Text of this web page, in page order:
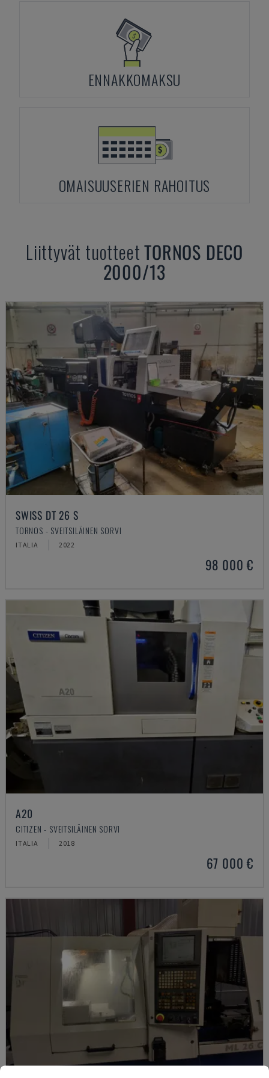
ENNAKKOMAKSU
OMAISUUSERIEN RAHOITUS
Liittyvät tuotteetTORNOS DECO
2000/13
SWISS DT 26 S
TORNOS - SVEITSILÄINEN SORVI
ITALIA 2022
98 000 €
A20
CITIZEN - SVEITSILÄINEN SORVI
ITALIA 2018
67 000 €